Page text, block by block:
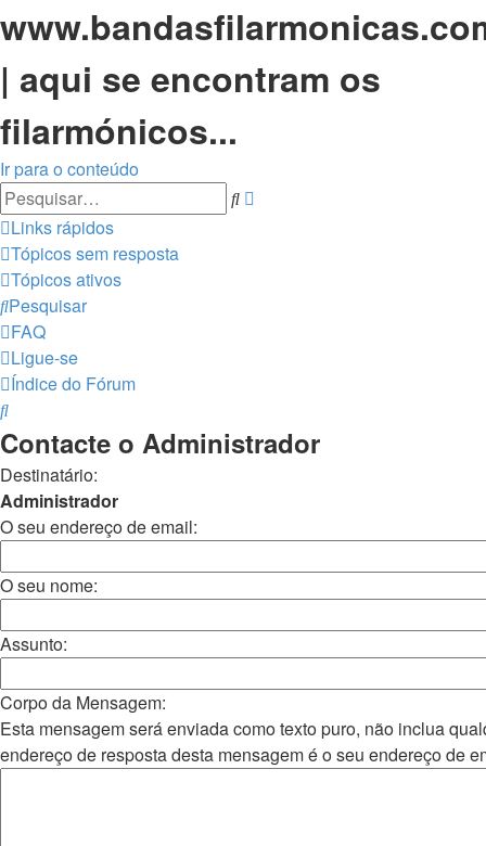
| aqui se encontram os
filarmónicos...
Ir para o conteúdo
Pesquisar
Links rápidos
Tópicos sem resposta
Tópicos ativos
Pesquisar
FAQ
Ligue-se
Índice do Fórum
Pesquisar
Contacte o Administrador
Destinatário:
Administrador
O seu endereço de email:
O seu nome:
Assunto:
Corpo da Mensagem:
Esta mensagem será enviada como texto puro, não inclua
endereço de resposta desta mensagem é o seu endereço de